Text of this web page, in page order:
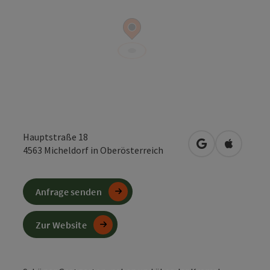
Hauptstraße 18
4563 Micheldorf in Oberösterreich in Googlein Apple
Anfrage senden
Zur Website